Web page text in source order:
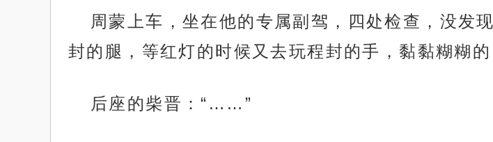
周蒙上车，坐在他的专属副驾，四处检查，没发
封的腿，等红灯的时候又去玩程封的手，黏黏糊糊
后座的柴晋：“……”